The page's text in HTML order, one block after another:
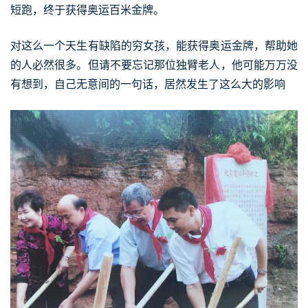
短跑，终于获得奥运百米金牌。
对这么一个天生有缺陷的穷女孩，能获得奥运金牌，帮助她
的人必然很多。但请不要忘记那位独臂老人，他可能万万没
有想到，自己无意间的一句话，居然发生了这么大的影响